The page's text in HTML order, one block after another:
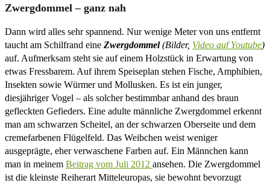
Zwergdommel – ganz nah
Dann wird alles sehr spannend. Nur wenige Meter von uns entfernt
taucht am Schilfrand eine Zwergdommel(Bilder, Video auf Youtube)
auf. Aufmerksam steht sie auf einem Holzstück in Erwartung von
etwas Fressbarem. Auf ihrem Speiseplan stehen Fische, Amphibien,
Insekten sowie Würmer und Mollusken. Es ist ein junger,
diesjähriger Vogel – als solcher bestimmbar anhand des braun
gefleckten Gefieders. Eine adulte männliche Zwergdommel erkennt
man am schwarzen Scheitel, an der schwarzen Oberseite und dem
cremefarbenen Flügelfeld. Das Weibchen weist weniger
ausgeprägte, eher verwaschene Farben auf. Ein Männchen kann
man in meinem Beitrag vom Juli 2012 ansehen. Die Zwergdommel
ist die kleinste Reiherart Mitteleuropas, sie bewohnt bevorzugt